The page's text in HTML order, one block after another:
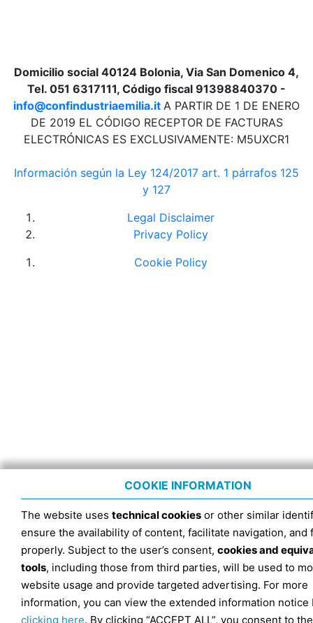
Domicilio social 40124 Bolonia, Via San Domenico 4,
Tel. 051 6317111, Código fiscal 91398840370 -
info@confindustriaemilia.it A PARTIR DE 1 DE ENERO
DE 2019 EL CÓDIGO RECEPTOR DE FACTURAS
ELECTRÓNICAS ES EXCLUSIVAMENTE: M5UXCR1
Información según la Ley 124/2017 art. 1 párrafos 125
y 127
Legal Disclaimer
Privacy Policy
Cookie Policy
COOKIE INFORMATION
The website uses technical cookies or other similar
ensure the availability of content, facilitate navigation, and
properly. Subject to the user’s consent, cookies and
tools, including those from third parties, will be used to
website usage and provide targeted advertising. For more
information, you can view the extended information notice
clicking here. By clicking “ACCEPT ALL”, you consent to